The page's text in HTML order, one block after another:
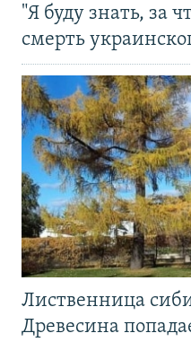
"Я буду знать, за
смерть
Лиственница
Древесина